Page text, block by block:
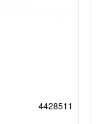
4428511